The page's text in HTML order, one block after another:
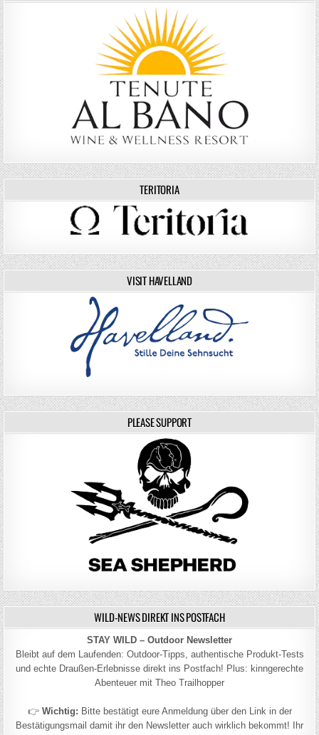
TERITORIA
VISIT HAVELLAND
PLEASE SUPPORT
WILD-NEWS DIREKT INS POSTFACH
STAY WILD – Outdoor Newsletter
Bleibt auf dem Laufenden: Outdoor-Tipps, authentische Produkt-Tests
und echte Draußen-Erlebnisse direkt ins Postfach! Plus: kinngerechte
Abenteuer mit Theo Trailhopper
👉 Wichtig: Bitte bestätigt eure Anmeldung über den Link in der
Bestätigungsmail damit ihr den Newsletter auch wirklich bekommt! Ihr